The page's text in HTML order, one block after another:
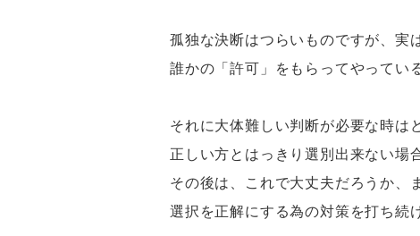
孤独な決断はつらいものですが、実
誰かの「許可」をもらってやってい
それに大体難しい判断が必要な時は
正しい方とはっきり選別出来ない場
その後は、これで大丈夫だろうか、
選択を正解にする為の対策を打ち続